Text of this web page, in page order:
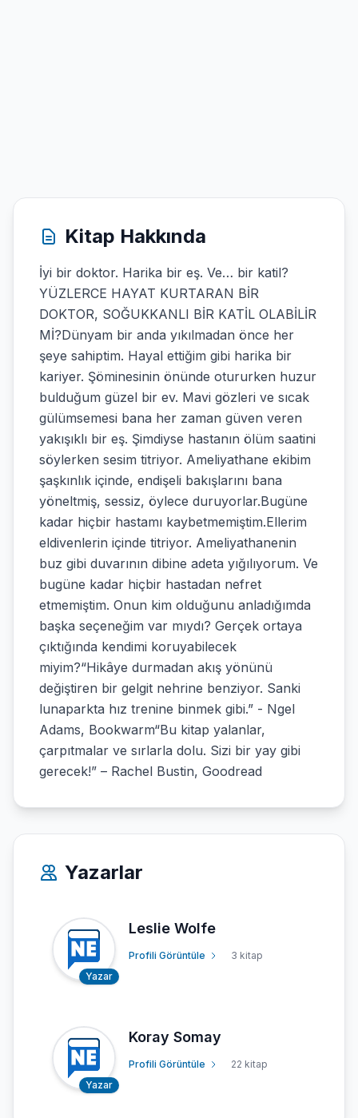
Kitap Hakkında
İyi bir doktor. Harika bir eş. Ve… bir katil?
YÜZLERCE HAYAT KURTARAN BİR
DOKTOR, SOĞUKKANLI BİR KATİL OLABİLİR
Mİ?Dünyam bir anda yıkılmadan önce her
şeye sahiptim. Hayal ettiğim gibi harika bir
kariyer. Şöminesinin önünde otururken huzur
bulduğum güzel bir ev. Mavi gözleri ve sıcak
gülümsemesi bana her zaman güven veren
yakışıklı bir eş. Şimdiyse hastanın ölüm saatini
söylerken sesim titriyor. Ameliyathane ekibim
şaşkınlık içinde, endişeli bakışlarını bana
yöneltmiş, sessiz, öylece duruyorlar.Bugüne
kadar hiçbir hastamı kaybetmemiştim.Ellerim
eldivenlerin içinde titriyor. Ameliyathanenin
buz gibi duvarının dibine adeta yığılıyorum. Ve
bugüne kadar hiçbir hastadan nefret
etmemiştim. Onun kim olduğunu anladığımda
başka seçeneğim var mıydı? Gerçek ortaya
çıktığında kendimi koruyabilecek
miyim?“Hikâye durmadan akış yönünü
değiştiren bir gelgit nehrine benziyor. Sanki
lunaparkta hız trenine binmek gibi.” - Ngel
Adams, Bookwarm“Bu kitap yalanlar,
çarpıtmalar ve sırlarla dolu. Sizi bir yay gibi
gerecek!” – Rachel Bustin, Goodread
Yazarlar
Yazar
Leslie Wolfe
Profili Görüntüle 3 kitap
Yazar
Koray Somay
Profili Görüntüle 22 kitap